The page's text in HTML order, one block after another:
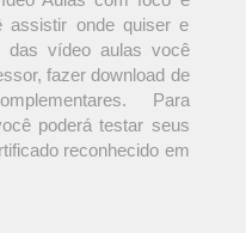
assistir onde quiser e
das vídeo aulas você
fazer download de
Para
poderá testar seus
reconhecido em